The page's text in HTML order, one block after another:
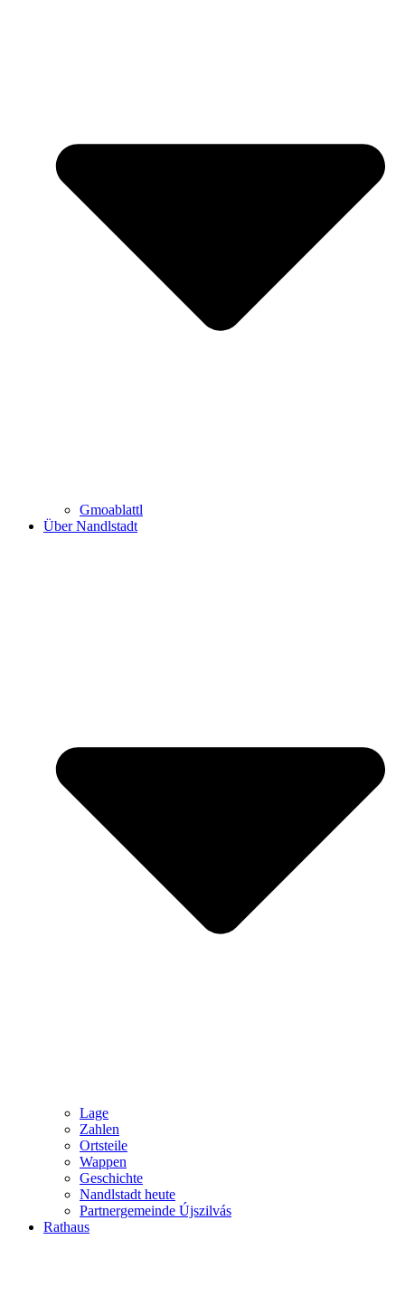
Gmoablattl
Über Nandlstadt
Lage
Zahlen
Ortsteile
Wappen
Geschichte
Nandlstadt heute
Partnergemeinde Újszilvás
Rathaus